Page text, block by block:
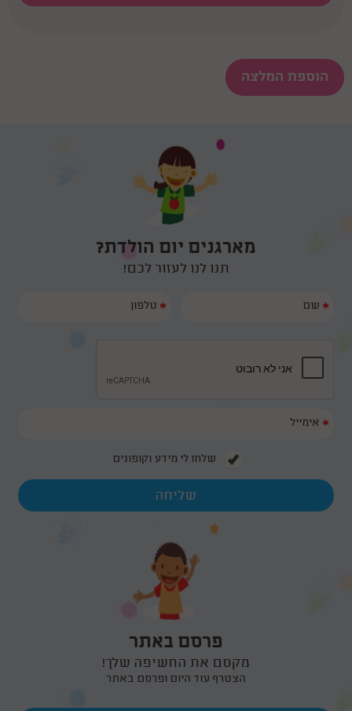
הוספת המלצה
מארגנים יום הולדת?
תנו לנו לעזור לכם!
*
*
*
שלחו לי מידע וקופונים
פרסם באתר
מקסם את החשיפה שלך!
הצטרף עוד היום ופרסם באתר